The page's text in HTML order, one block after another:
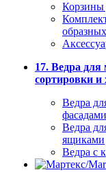
Корзины
17. Ведра для
сортировки и
Ведра
фасадами
Ведра
ящиками
Ведра с